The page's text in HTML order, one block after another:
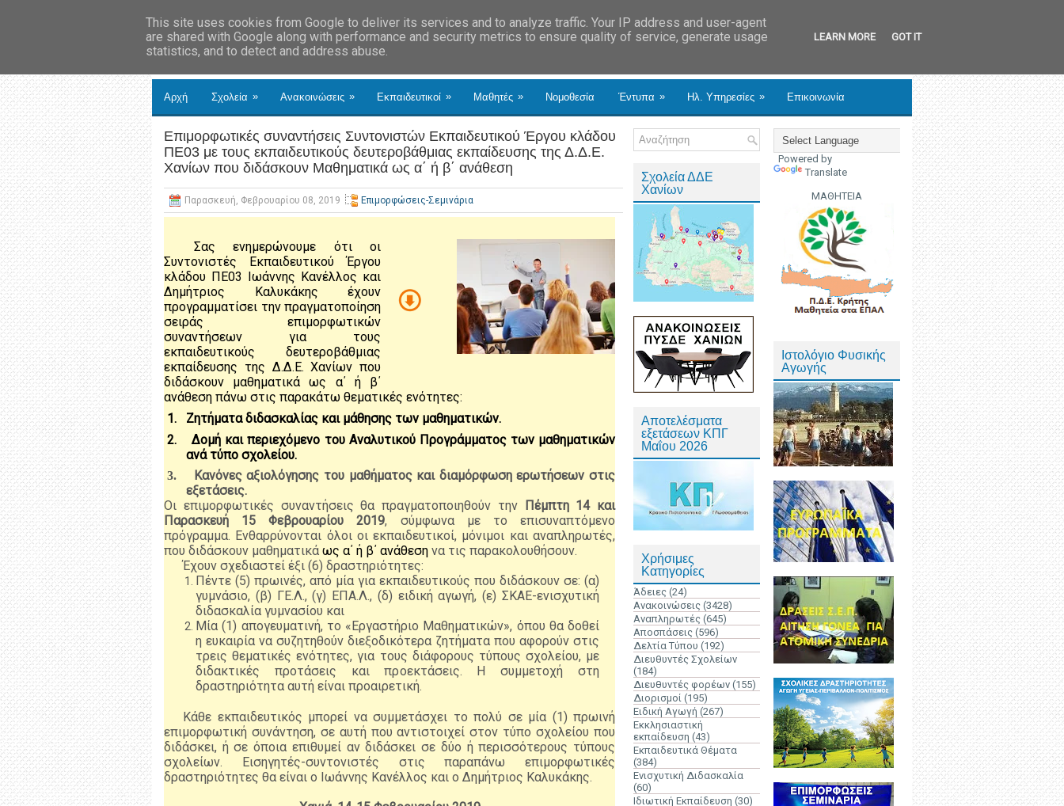
Αρχή Σχολεία » Ανακοινώσεις » Εκπαιδευτικοί » Μαθητές » Νομοθεσία Έντυπα » Ηλ. Υπηρεσίες » Επικοινωνία
Επιμορφωτικές συναντήσεις Συντονιστών Εκπαιδευτικού Έργου κλάδου
ΠΕ03 με τους εκπαιδευτικούς δευτεροβάθμιας εκπαίδευσης της Δ.Δ.Ε.
Χανίων που διδάσκουν Μαθηματικά ως α΄ ή β΄ ανάθεση
Παρασκευή, Φεβρουαρίου 08, 2019 Επιμορφώσεις-Σεμινάρια
Σας ενημερώνουμε ότι οι
Συντονιστές Εκπαιδευτικού Έργου
κλάδου ΠΕ03 Ιωάννης Κανέλλος και
Δημήτριος Καλυκάκης έχουν
προγραμματίσει την πραγματοποίηση
σειράς επιμορφωτικών
συναντήσεων για τους
εκπαιδευτικούς δευτεροβάθμιας
εκπαίδευσης της Δ.Δ.Ε. Χανίων που
διδάσκουν μαθηματικά ως α΄ ή β΄
ανάθεση πάνω στις παρακάτω θεματικές ενότητες:
1.
Ζητήματα διδασκαλίας και μάθησης των μαθηματικών.
2.
Δομή και περιεχόμενο του Αναλυτικού Προγράμματος των μαθηματικών
ανά τύπο σχολείου.
3.
Κανόνες αξιολόγησης του μαθήματος και διαμόρφωση ερωτήσεων στις
εξετάσεις.
Οι επιμορφωτικές συναντήσεις θα πραγματοποιηθούν την Πέμπτη 14 και
Παρασκευή 15 Φεβρουαρίου 2019, σύμφωνα με το επισυναπτόμενο
πρόγραμμα. Ενθαρρύνονται όλοι οι εκπαιδευτικοί, μόνιμοι και αναπληρωτές,
που διδάσκουν μαθηματικά ως α΄ ή β΄ ανάθεση να τις παρακολουθήσουν.
Έχουν σχεδιαστεί έξι (6) δραστηριότητες:
Πέντε (5) πρωινές, από μία για εκπαιδευτικούς που διδάσκουν σε: (α)
γυμνάσιο, (β) ΓΕ.Λ., (γ) ΕΠΑ.Λ., (δ) ειδική αγωγή, (ε) ΣΚΑΕ-ενισχυτική
διδασκαλία γυμνασίου και
Μία (1) απογευματινή, το «Εργαστήριο Μαθηματικών», όπου θα δοθεί
η ευκαιρία να συζητηθούν διεξοδικότερα ζητήματα που αφορούν στις
τρεις θεματικές ενότητες, για τους διάφορους τύπους σχολείου, με
διδακτικές προτάσεις και προεκτάσεις. Η συμμετοχή στη
δραστηριότητα αυτή είναι προαιρετική.
Κάθε εκπαιδευτικός μπορεί να συμμετάσχει το πολύ σε μία (1) πρωινή
επιμορφωτική συνάντηση, σε αυτή που αντιστοιχεί στον τύπο σχολείου που
διδάσκει, ή σε όποια επιθυμεί αν διδάσκει σε δύο ή περισσότερους τύπους
σχολείων. Εισηγητές-συντονιστές στις παραπάνω επιμορφωτικές
δραστηριότητες θα είναι ο Ιωάννης Κανέλλος και ο Δημήτριος Καλυκάκης.
Σχολεία ΔΔΕ
Χανίων
Αποτελέσματα
εξετάσεων ΚΠΓ
Μαΐου 2026
Χρήσιμες
Κατηγορίες
Άδειες (24)
Ανακοινώσεις (3428)
Αναπληρωτές (645)
Αποσπάσεις (596)
Δελτία Τύπου (192)
Διευθυντές Σχολείων
(184)
Διευθυντές φορέων (155)
Διορισμοί (195)
Ειδική Αγωγή (267)
Εκκλησιαστική
εκπαίδευση (43)
Εκπαιδευτικά Θέματα
(384)
Ενισχυτική Διδασκαλία
(60)
Ιδιωτική Εκπαίδευση (30)
Powered by
Translate
ΜΑΘΗΤΕΙΑ
Ιστολόγιο Φυσικής
Αγωγής
This site uses cookies from Google to deliver its services and to analyze traffic. Your IP address and user-agent
are shared with Google along with performance and security metrics to ensure quality of service, generate usage
statistics, and to detect and address abuse.
LEARN MORE GOT IT